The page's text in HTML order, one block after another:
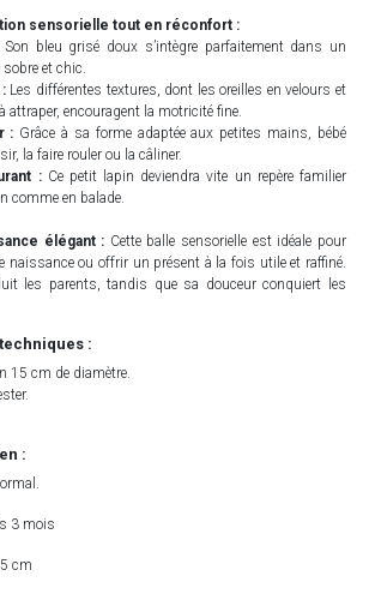
sensorielle tout en réconfort :
Son bleu grisé doux s’intègre parfaitement dans un
et chic.
Les différentes textures, dont les oreilles en velours et
attraper, encouragent la motricité fine.
: Grâce à sa forme adaptée aux petites mains, bébé
la faire rouler ou la câliner.
:Ce petit lapin deviendra vite un repère familier
comme en balade.
élégant : Cette balle sensorielle est idéale pour
naissance ou offrir un présent à la fois utile et raffiné.
les parents, tandis que sa douceur conquiert les
:
15 cm de diamètre.
:
3 mois
cm